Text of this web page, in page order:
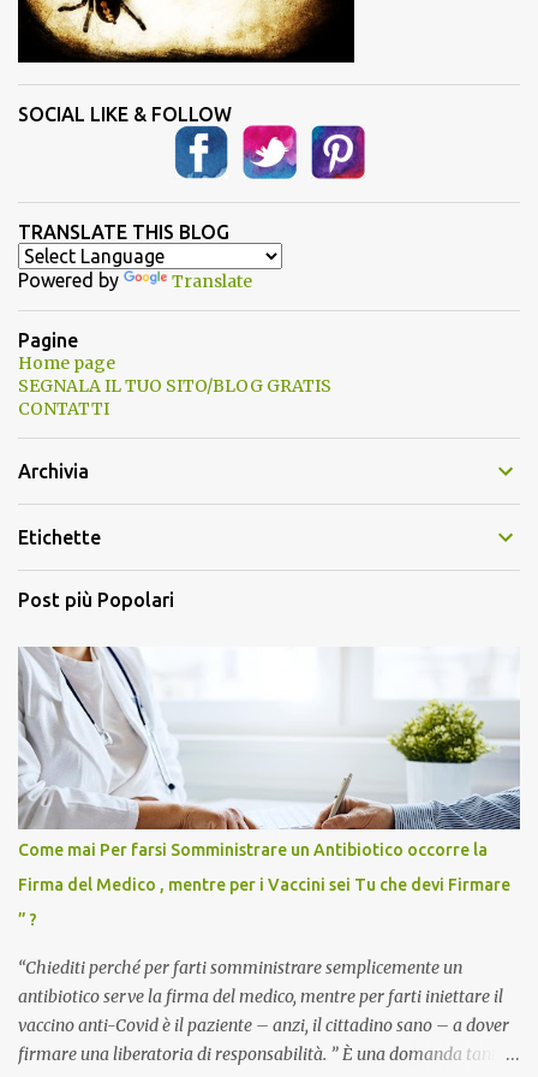
SOCIAL LIKE & FOLLOW
TRANSLATE THIS BLOG
Powered by Translate
Pagine
Home page
SEGNALA IL TUO SITO/BLOG GRATIS
CONTATTI
Archivia
Etichette
Post più Popolari
Come mai Per farsi Somministrare un Antibiotico occorre la
Firma del Medico , mentre per i Vaccini sei Tu che devi Firmare
” ?
“Chiediti perché per farti somministrare semplicemente un
antibiotico serve la firma del medico, mentre per farti iniettare il
vaccino anti-Covid è il paziente – anzi, il cittadino sano – a dover
firmare una liberatoria di responsabilità. ” È una domanda tanto